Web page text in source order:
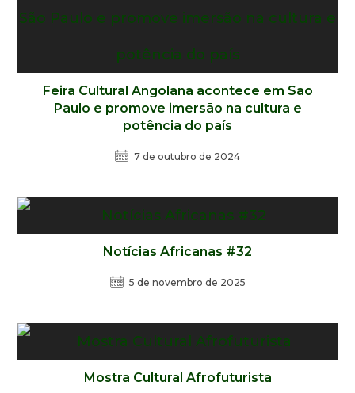
Feira Cultural Angolana acontece em São
Paulo e promove imersão na cultura e
potência do país
7 de outubro de 2024
Notícias Africanas #32
5 de novembro de 2025
Mostra Cultural Afrofuturista